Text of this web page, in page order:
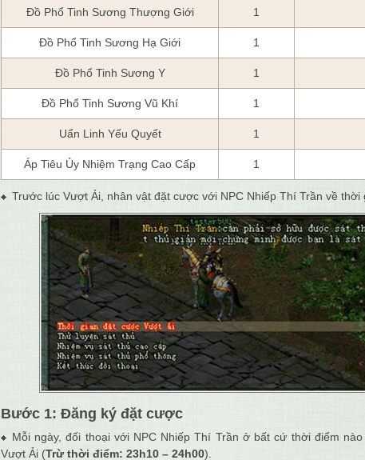
Đồ Phổ Tinh Sương Thượng Giới 1
Đồ Phổ Tinh Sương Hạ Giới 1
Đồ Phổ Tinh Sương Y 1
Đồ Phổ Tinh Sương Vũ Khí 1
Uẩn Linh Yếu Quyết 1
Áp Tiêu Ủy Nhiệm Trạng Cao Cấp 1
Trước lúc Vượt Ải, nhân vật đặt cược với NPC Nhiếp Thí Trần về thời
Bước 1: Đăng ký đặt cược
Mỗi ngày, đối thoại với NPC Nhiếp Thí Trần ở bất cứ thời điểm
Vượt Ải (Trừ thời điểm: 23h10 – 24h00).